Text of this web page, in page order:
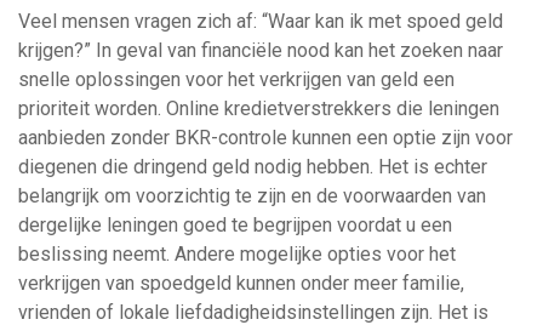
Veel mensen vragen zich af: “Waar kan ik met spoed geld
krijgen?” In geval van financiële nood kan het zoeken naar
snelle oplossingen voor het verkrijgen van geld een
prioriteit worden. Online kredietverstrekkers die leningen
aanbieden zonder BKR-controle kunnen een optie zijn voor
diegenen die dringend geld nodig hebben. Het is echter
belangrijk om voorzichtig te zijn en de voorwaarden van
dergelijke leningen goed te begrijpen voordat u een
beslissing neemt. Andere mogelijke opties voor het
verkrijgen van spoedgeld kunnen onder meer familie,
vrienden of lokale liefdadigheidsinstellingen zijn. Het is